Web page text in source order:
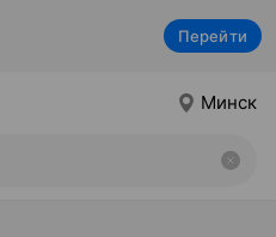
Перейти
Минск